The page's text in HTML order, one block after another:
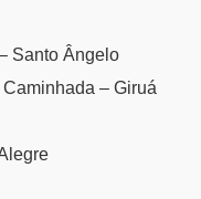
Santo Ângelo
– Giruá